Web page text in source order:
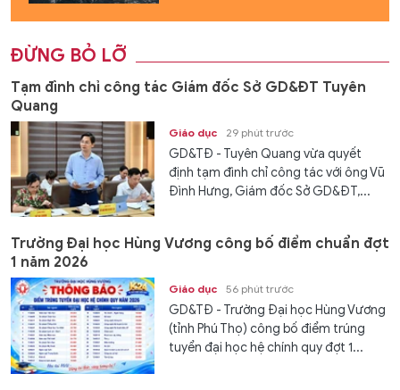
ĐỪNG BỎ LỠ
Tạm đình chỉ công tác Giám đốc Sở GD&ĐT Tuyên
Quang
Giáo dục 29 phút trước
GD&TĐ - Tuyên Quang vừa quyết
định tạm đình chỉ công tác với ông Vũ
Đình Hưng, Giám đốc Sở GD&ĐT,...
Trường Đại học Hùng Vương công bố điểm chuẩn đợt
1 năm 2026
Giáo dục 56 phút trước
GD&TĐ - Trường Đại học Hùng Vương
(tỉnh Phú Thọ) công bố điểm trúng
tuyển đại học hệ chính quy đợt 1...